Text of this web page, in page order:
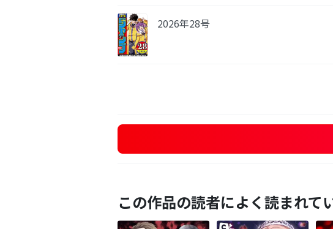
2026年28号
この作品の読者によく読まれて